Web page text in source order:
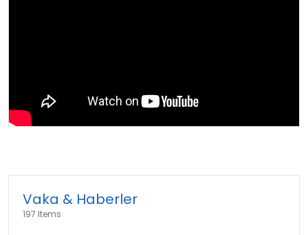
Vaka & Haberler
197 Items